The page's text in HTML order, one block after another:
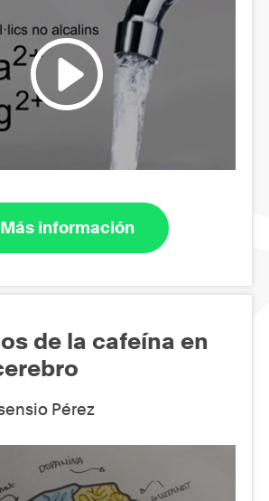
Más información
de la cafeína en
Pérez